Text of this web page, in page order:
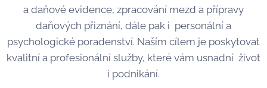
a daňové evidence, zpracování mezd a přípravy
daňových přiznání, dále pak i personální a
psychologické poradenství. Naším cílem je poskytovat
kvalitní a profesionální služby, které vám usnadní život
i podnikání.